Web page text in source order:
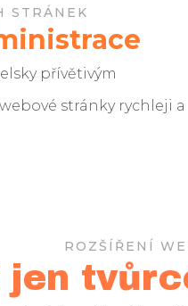
STRÁNEK
přívětivým
stránky rychleji a
ROZŠÍŘENÍ
jen